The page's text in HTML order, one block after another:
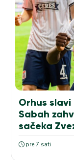
Orhus slavi
Sabah
sačeka
pre 7 sati